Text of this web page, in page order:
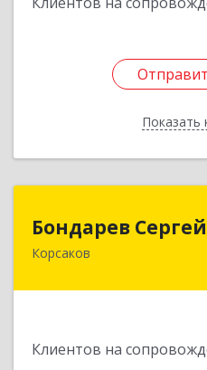
Показать
Бондарев
Корсаков
Клиентов на
Бондарев